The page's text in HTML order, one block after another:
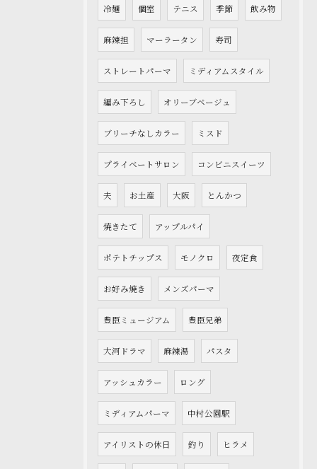
冷麺 個室 テニス 季節 飲み物
麻辣担 マーラータン 寿司
ストレートパーマ ミディアムスタイル
編み下ろし オリーブベージュ
ブリーチなしカラー ミスド
プライベートサロン コンビニスイーツ
夫 お土産 大阪 とんかつ
焼きたて アップルパイ
ポテトチップス モノクロ 夜定食
お好み焼き メンズパーマ
豊臣ミュージアム 豊臣兄弟
大河ドラマ 麻辣湯 パスタ
アッシュカラー ロング
ミディアムパーマ 中村公園駅
アイリストの休日 釣り ヒラメ